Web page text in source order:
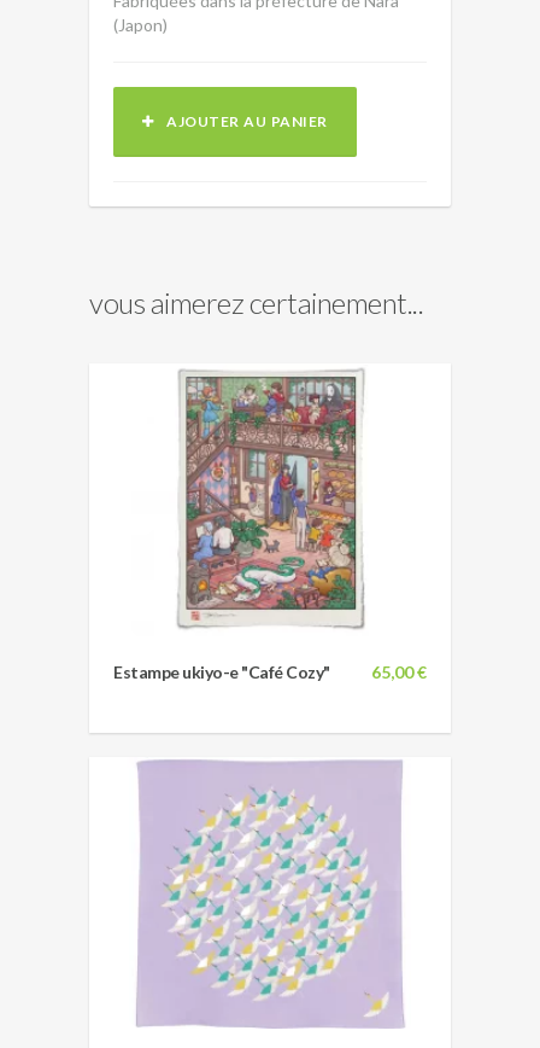
(Japon)
AJOUTER AU PANIER
vous aimerez certainement...
65,00 €
Estampe ukiyo-e "Café Cozy"